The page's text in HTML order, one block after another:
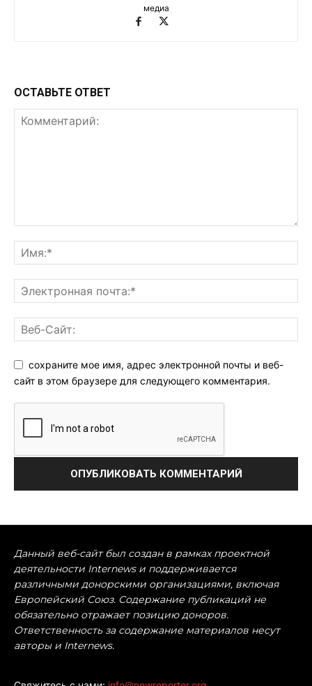
медиа
ОСТАВЬТЕ ОТВЕТ
сохраните мое имя, адрес электронной почты и веб-
сайт в этом браузере для следующего комментария.
Данный веб-сайт был создан в рамках проектной
деятельности Internews и поддерживается
различными донорскими организациями, включая
Европейский Союз. Содержание публикаций не
обязательно отражает позицию доноров.
Ответственность за содержание материалов несут
авторы и Internews.